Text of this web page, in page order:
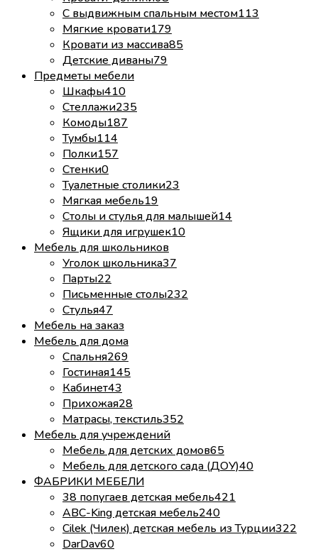
С выдвижным спальным местом113
Мягкие кровати179
Кровати из массива85
Детские диваны79
Предметы мебели
Шкафы410
Стеллажи235
Комоды187
Тумбы114
Полки157
Стенки0
Туалетные столики23
Мягкая мебель19
Столы и стулья для малышей14
Ящики для игрушек10
Мебель для школьников
Уголок школьника37
Парты22
Письменные столы232
Стулья47
Мебель на заказ
Мебель для дома
Спальня269
Гостиная145
Кабинет43
Прихожая28
Матрасы, текстиль352
Мебель для учреждений
Мебель для детских домов65
Мебель для детского сада (ДОУ)40
ФАБРИКИ МЕБЕЛИ
38 попугаев детская мебель421
ABC-King детская мебель240
Cilek (Чилек) детская мебель из Турции322
DarDav60